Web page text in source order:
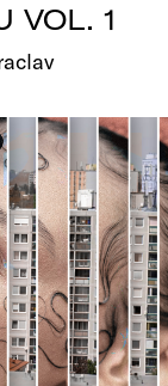
VOL. 1